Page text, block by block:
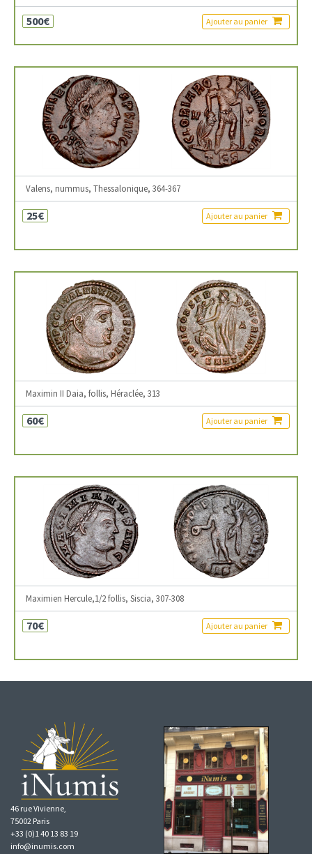
500€ Ajouter au panier
Valens, nummus, Thessalonique, 364-367
25€ Ajouter au panier
Maximin II Daia, follis, Héraclée, 313
60€ Ajouter au panier
Maximien Hercule,1/2 follis, Siscia, 307-308
70€ Ajouter au panier
46 rue Vivienne,
75002 Paris
+33 (0)1 40 13 83 19
info@inumis.com